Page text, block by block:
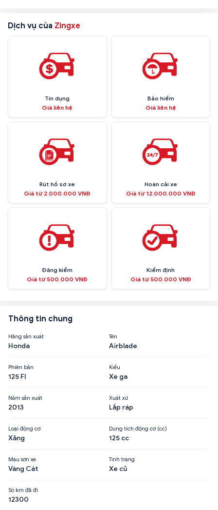
Dịch vụ của Zingxe
Tín dụng
Giá liên hệ
Bảo hiểm
Giá liên hệ
Rút hồ sơ xe
Giá từ 2.000.000 VNĐ
Hoán cải xe
Giá từ 12.000.000 VNĐ
Đăng kiểm
Giá từ 500.000 VNĐ
Kiểm định
Giá từ 500.000 VNĐ
Thông tin chung
Hãng sản xuất
Honda
Tên
Airblade
Phiên bản
125 FI
Kiểu
Xe ga
Năm sản xuất
2013
Xuất xứ
Lắp ráp
Loại động cơ
Xăng
Dung tích động cơ (cc)
125 cc
Màu sơn xe
Vàng Cát
Tình trạng
Xe cũ
Số km đã đi
12300